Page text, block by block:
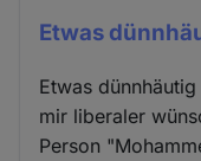
Etwas
Etwas
mir liberaler
Person